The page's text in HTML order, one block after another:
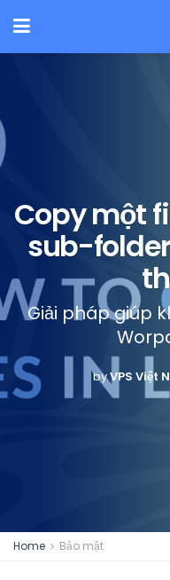
Copy một
sub-
Giải pháp giúp
byVPS Việt
Home Bảo mật